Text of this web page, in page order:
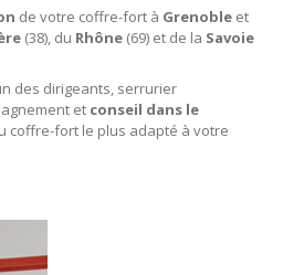
de votre coffre-fort à Grenoble et
(38), du Rhône (69) et de la Savoie
des dirigeants, serrurier
et conseil dans le
coffre-fort le plus adapté à votre